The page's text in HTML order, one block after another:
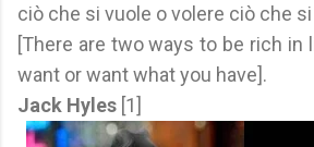
ciò che si vuole o volere ciò che si
[There are two ways to be rich in
want or want what you have].
Jack Hyles [1]